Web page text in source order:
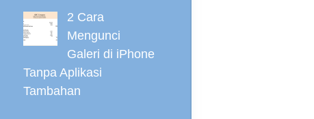
2 Cara
Mengunci
Galeri di iPhone
Tanpa Aplikasi
Tambahan